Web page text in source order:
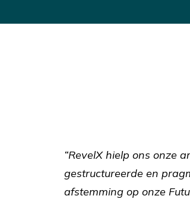
“RevelX hielp ons onze
gestructureerde en
afstemming op onze